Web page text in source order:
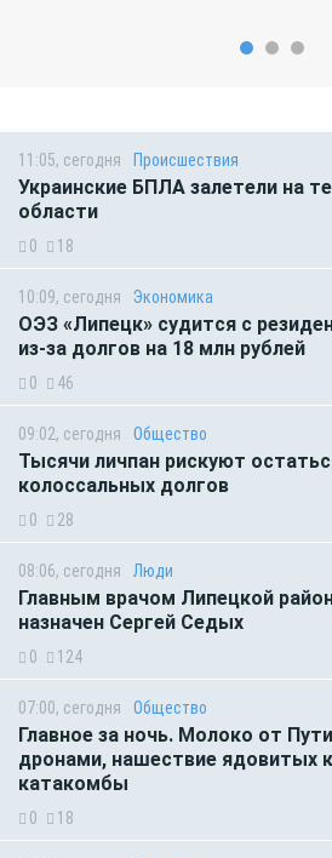
11:05, сегодня Происшествия
Украинские БПЛА залетели на
области
0 18
10:09, сегодня Экономика
ОЭЗ «Липецк» судится с
из-за долгов на 18 млн рублей
0 46
09:02, сегодня Общество
Тысячи личпан рискуют
колоссальных долгов
0 28
08:06, сегодня Люди
Главным врачом Липецкой
назначен Сергей Седых
0 124
07:00, сегодня Общество
Главное за ночь. Молоко от
дронами, нашествие ядовитых
катакомбы
0 18